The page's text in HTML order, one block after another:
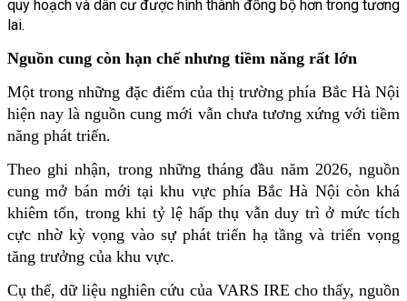
quy hoạch và dân cư được hình thành đồng bộ hơn trong tương
lai.
Nguồn cung còn hạn chế nhưng tiềm năng rất lớn
Một trong những đặc điểm của thị trường phía Bắc Hà Nội
hiện nay là nguồn cung mới vẫn chưa tương xứng với tiềm
năng phát triển.
Theo ghi nhận, trong những tháng đầu năm 2026, nguồn
cung mở bán mới tại khu vực phía Bắc Hà Nội còn khá
khiêm tốn, trong khi tỷ lệ hấp thụ vẫn duy trì ở mức tích
cực nhờ kỳ vọng vào sự phát triển hạ tầng và triển vọng
tăng trưởng của khu vực.
Cụ thể, dữ liệu nghiên cứu của VARS IRE cho thấy, nguồn